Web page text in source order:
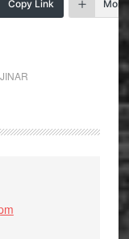
Copy Link More